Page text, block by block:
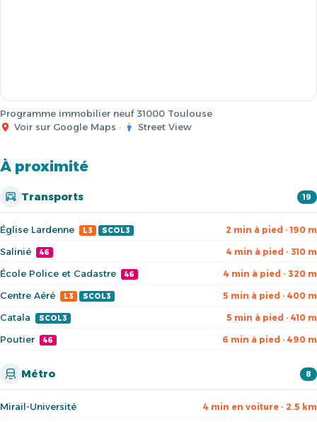
Programme immobilier neuf 31000 Toulouse
Voir sur Google Maps · Street View
À proximité
Transports 19
Église Lardenne L3 SCOL3 2 min à pied · 190 m
Salinié 46 4 min à pied · 310 m
École Police et Cadastre 46 4 min à pied · 320 m
Centre Aéré L3 SCOL3 5 min à pied · 400 m
Catala SCOL3 5 min à pied · 410 m
Poutier 46 6 min à pied · 490 m
Métro 8
Mirail-Université 4 min en voiture · 2.5 km